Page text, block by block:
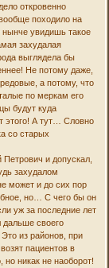
откровенно
походило на
нынче увидишь такое
захудалая
выглядела бы
Не потому даже,
а потому, что
по меркам его
будут куда
этого! А тут… Словно
со старых
и допускал,
захудалом
может и до сих пор
но… С чего бы он
уж за последние лет
дальше своего
Это из районов, при
пациентов в
но никак не наоборот!